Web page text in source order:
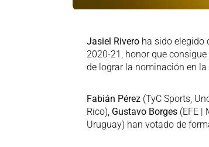
Jasiel Rivero ha sido elegido
2020-21, honor que
de lograr la nominación en la
Fabián Pérez (TyC Sports,
Rico), Gustavo Borges (EFE |
Uruguay) han votado de